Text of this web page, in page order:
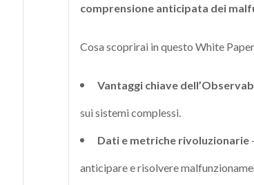
comprensione anticipata dei
Cosa scoprirai in questo White
Vantaggi chiave
sui sistemi complessi.
Dati e metriche rivoluzionarie
anticipare e risolvere